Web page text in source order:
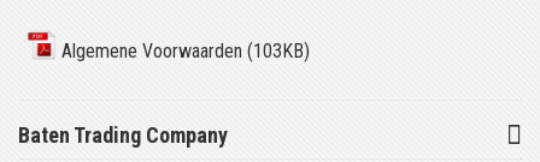
Algemene Voorwaarden (103KB)
Baten Trading Company